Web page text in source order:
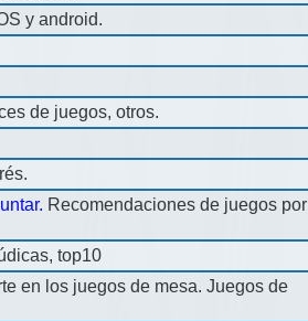
y android.
de juegos, otros.
Recomendaciones de juegos por
top10
en los juegos de mesa. Juegos de